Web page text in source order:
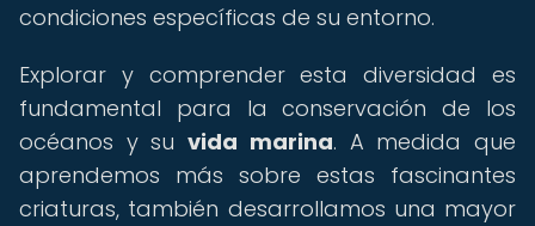
condiciones específicas de su entorno.
Explorar y comprender esta diversidad es
fundamental para la conservación de los
océanos y suvida marina. A medida que
aprendemos más sobre estas fascinantes
criaturas, también desarrollamos una mayor